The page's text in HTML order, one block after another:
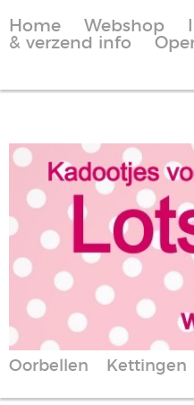
Home Webshop
& verzend info
Oorbellen Kettingen